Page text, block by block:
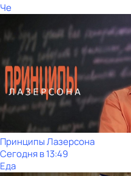
Че
Принципы Лазерсона
Сегодня в 13:49
Еда